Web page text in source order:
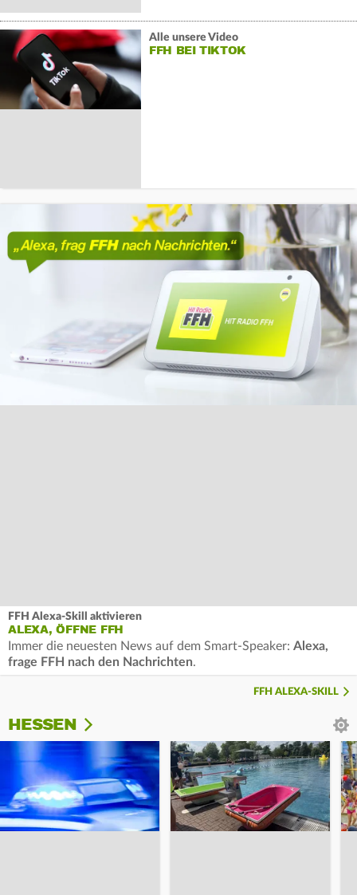
Alle unsere Video
FFH BEI TIKTOK
FFH Alexa-Skill aktivieren
ALEXA, ÖFFNE FFH
Immer die neuesten News auf dem Smart-Speaker: Alexa,
frage FFH nach den Nachrichten.
FFH ALEXA-SKILL
HESSEN